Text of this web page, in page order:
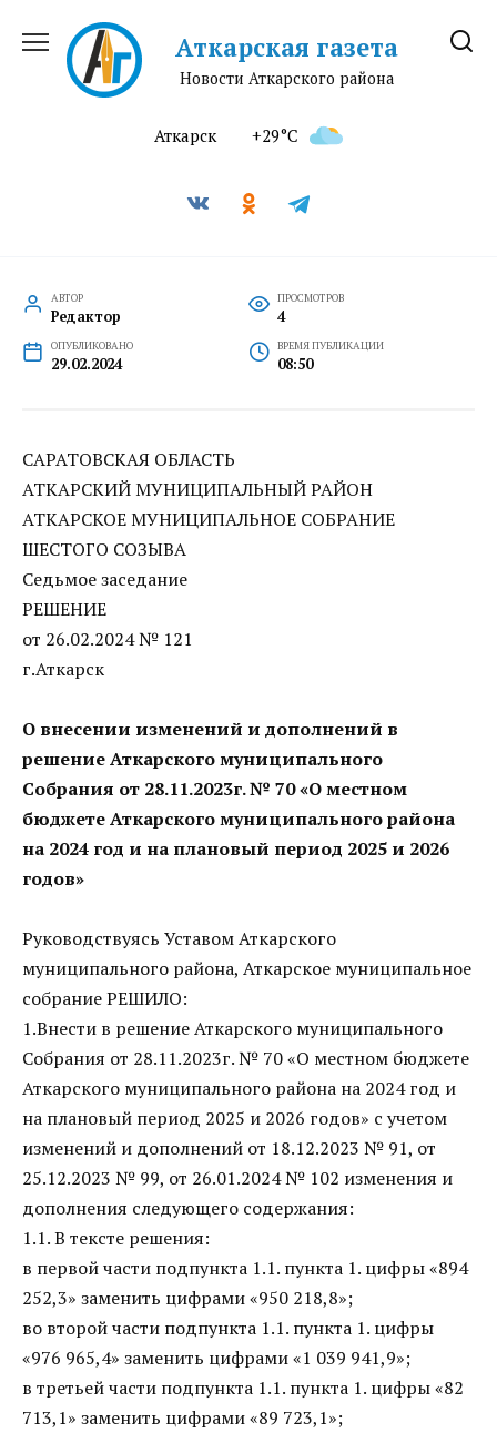
содержанию
Аткарская газета
Новости Аткарского района
Аткарск +29°C
АВТОР
Редактор
ПРОСМОТРОВ
4
ОПУБЛИКОВАНО
29.02.2024
ВРЕМЯ ПУБЛИКАЦИИ
08:50
САРАТОВСКАЯ ОБЛАСТЬ
АТКАРСКИЙ МУНИЦИПАЛЬНЫЙ РАЙОН
АТКАРСКОЕ МУНИЦИПАЛЬНОЕ СОБРАНИЕ
ШЕСТОГО СОЗЫВА
Седьмое заседание
РЕШЕНИЕ
от 26.02.2024 № 121
г.Аткарск
О внесении изменений и дополнений в
решение Аткарского муниципального
Собрания от 28.11.2023г. № 70 «О местном
бюджете Аткарского муниципального района
на 2024 год и на плановый период 2025 и 2026
годов»
Руководствуясь Уставом Аткарского
муниципального района, Аткарское муниципальное
собрание РЕШИЛО:
1.Внести в решение Аткарского муниципального
Собрания от 28.11.2023г. № 70 «О местном бюджете
Аткарского муниципального района на 2024 год и
на плановый период 2025 и 2026 годов» с учетом
изменений и дополнений от 18.12.2023 № 91, от
25.12.2023 № 99, от 26.01.2024 № 102 изменения и
дополнения следующего содержания:
1.1. В тексте решения:
в первой части подпункта 1.1. пункта 1. цифры «894
252,3» заменить цифрами «950 218,8»;
во второй части подпункта 1.1. пункта 1. цифры
«976 965,4» заменить цифрами «1 039 941,9»;
в третьей части подпункта 1.1. пункта 1. цифры «82
713,1» заменить цифрами «89 723,1»;